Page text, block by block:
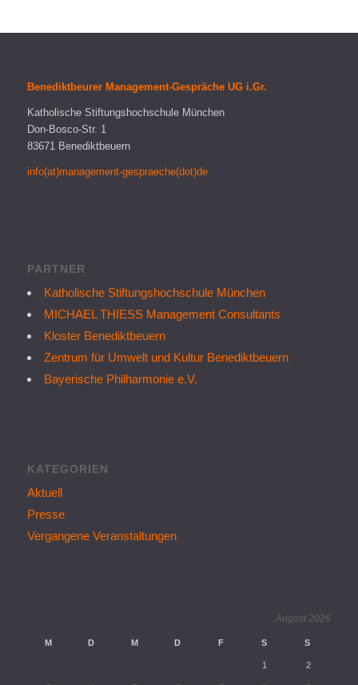
Benediktbeurer Management-Gespräche UG i.Gr.
Katholische Stiftungshochschule München
Don-Bosco-Str. 1
83671 Benediktbeuern
info(at)management-gespraeche(dot)de
PARTNER
Katholische Stiftungshochschule München
MICHAEL THIESS Management Consultants
Kloster Benediktbeuern
Zentrum für Umwelt und Kultur Benediktbeuern
Bayerische Philharmonie e.V.
KATEGORIEN
Aktuell
Presse
Vergangene Veranstaltungen
August 2026
M D M D F S S
1 2